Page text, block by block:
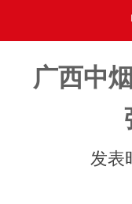
广西中
发表